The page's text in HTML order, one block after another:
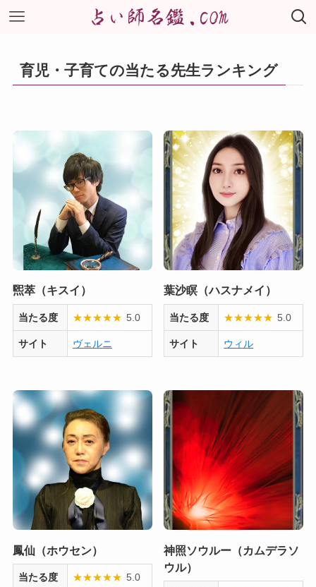
育児・子育ての当たる先生ランキング
煕萃（キスイ）
当たる度 ★★★★★ 5.0
サイト ヴェルニ
葉沙瞑（ハスナメイ）
当たる度 ★★★★★ 5.0
サイト ウィル
鳳仙（ホウセン）
当たる度 ★★★★★ 5.0
神照ソウルー（カムデラソ
ウル）